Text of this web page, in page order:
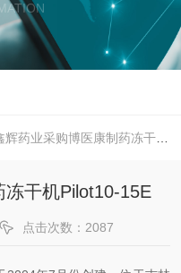
药业采购博医康制药冻干机Pilot10-15E
干机Pilot10-15E
点击次数：2087